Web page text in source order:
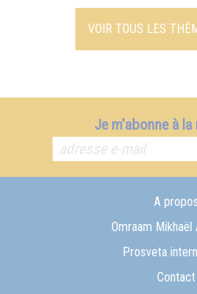
VOIR TOUS LES
Je m'abonne à
A propos
Omraam Mikhaël
Prosveta
Contact